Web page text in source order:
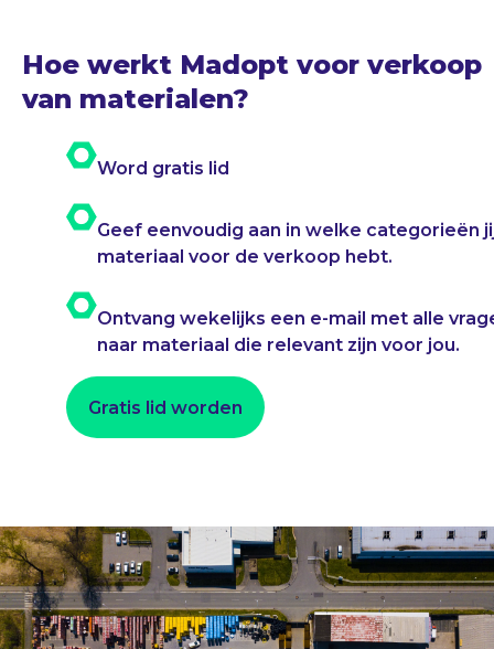
Hoe werkt Madopt voor verkoop
van materialen?
Word gratis lid
Geef eenvoudig aan in welke categorieën
materiaal voor de verkoop hebt.
Ontvang wekelijks een e-mail met alle
naar materiaal die relevant zijn voor jou.
Gratis lid worden